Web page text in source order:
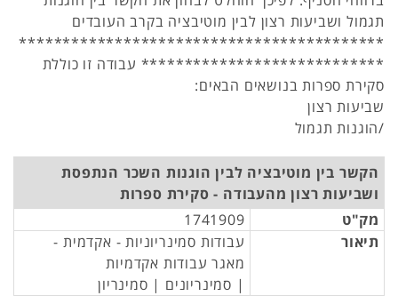
תגמול ושביעות רצון לבין מוטיבציה בקרב העובדים
******************************************
**************************** עבודה זו כוללת
סקירת ספרות בנושאים הבאים:
שביעות רצון
/הוגנות תגמול
הקשר בין מוטיבציה לבין הוגנות השכר הנתפסת
ושביעות רצון מהעבודה - סקירת ספרות
מק"ט
1741909
תיאור
עבודות סמינריוניות - אקדמית -
מאגר עבודות אקדמיות
| סמינריונים | סמינריון